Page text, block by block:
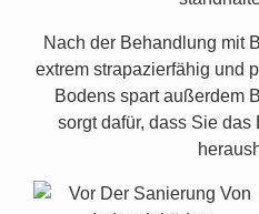
Nach der Behandlung mit
extrem strapazierfähig und
Bodens spart außerdem
sorgt dafür, dass Sie das